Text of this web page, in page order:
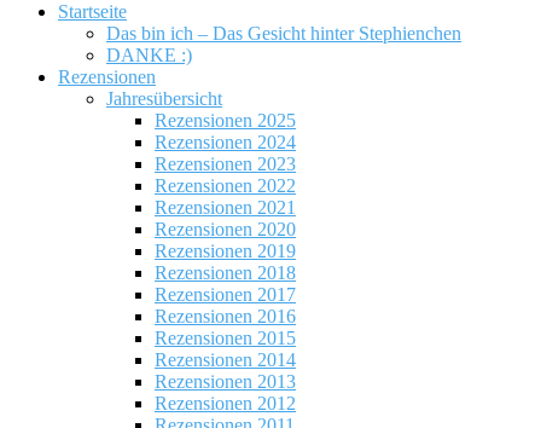
Startseite
Das bin ich – Das Gesicht hinter Stephienchen
DANKE :)
Rezensionen
Jahresübersicht
Rezensionen 2025
Rezensionen 2024
Rezensionen 2023
Rezensionen 2022
Rezensionen 2021
Rezensionen 2020
Rezensionen 2019
Rezensionen 2018
Rezensionen 2017
Rezensionen 2016
Rezensionen 2015
Rezensionen 2014
Rezensionen 2013
Rezensionen 2012